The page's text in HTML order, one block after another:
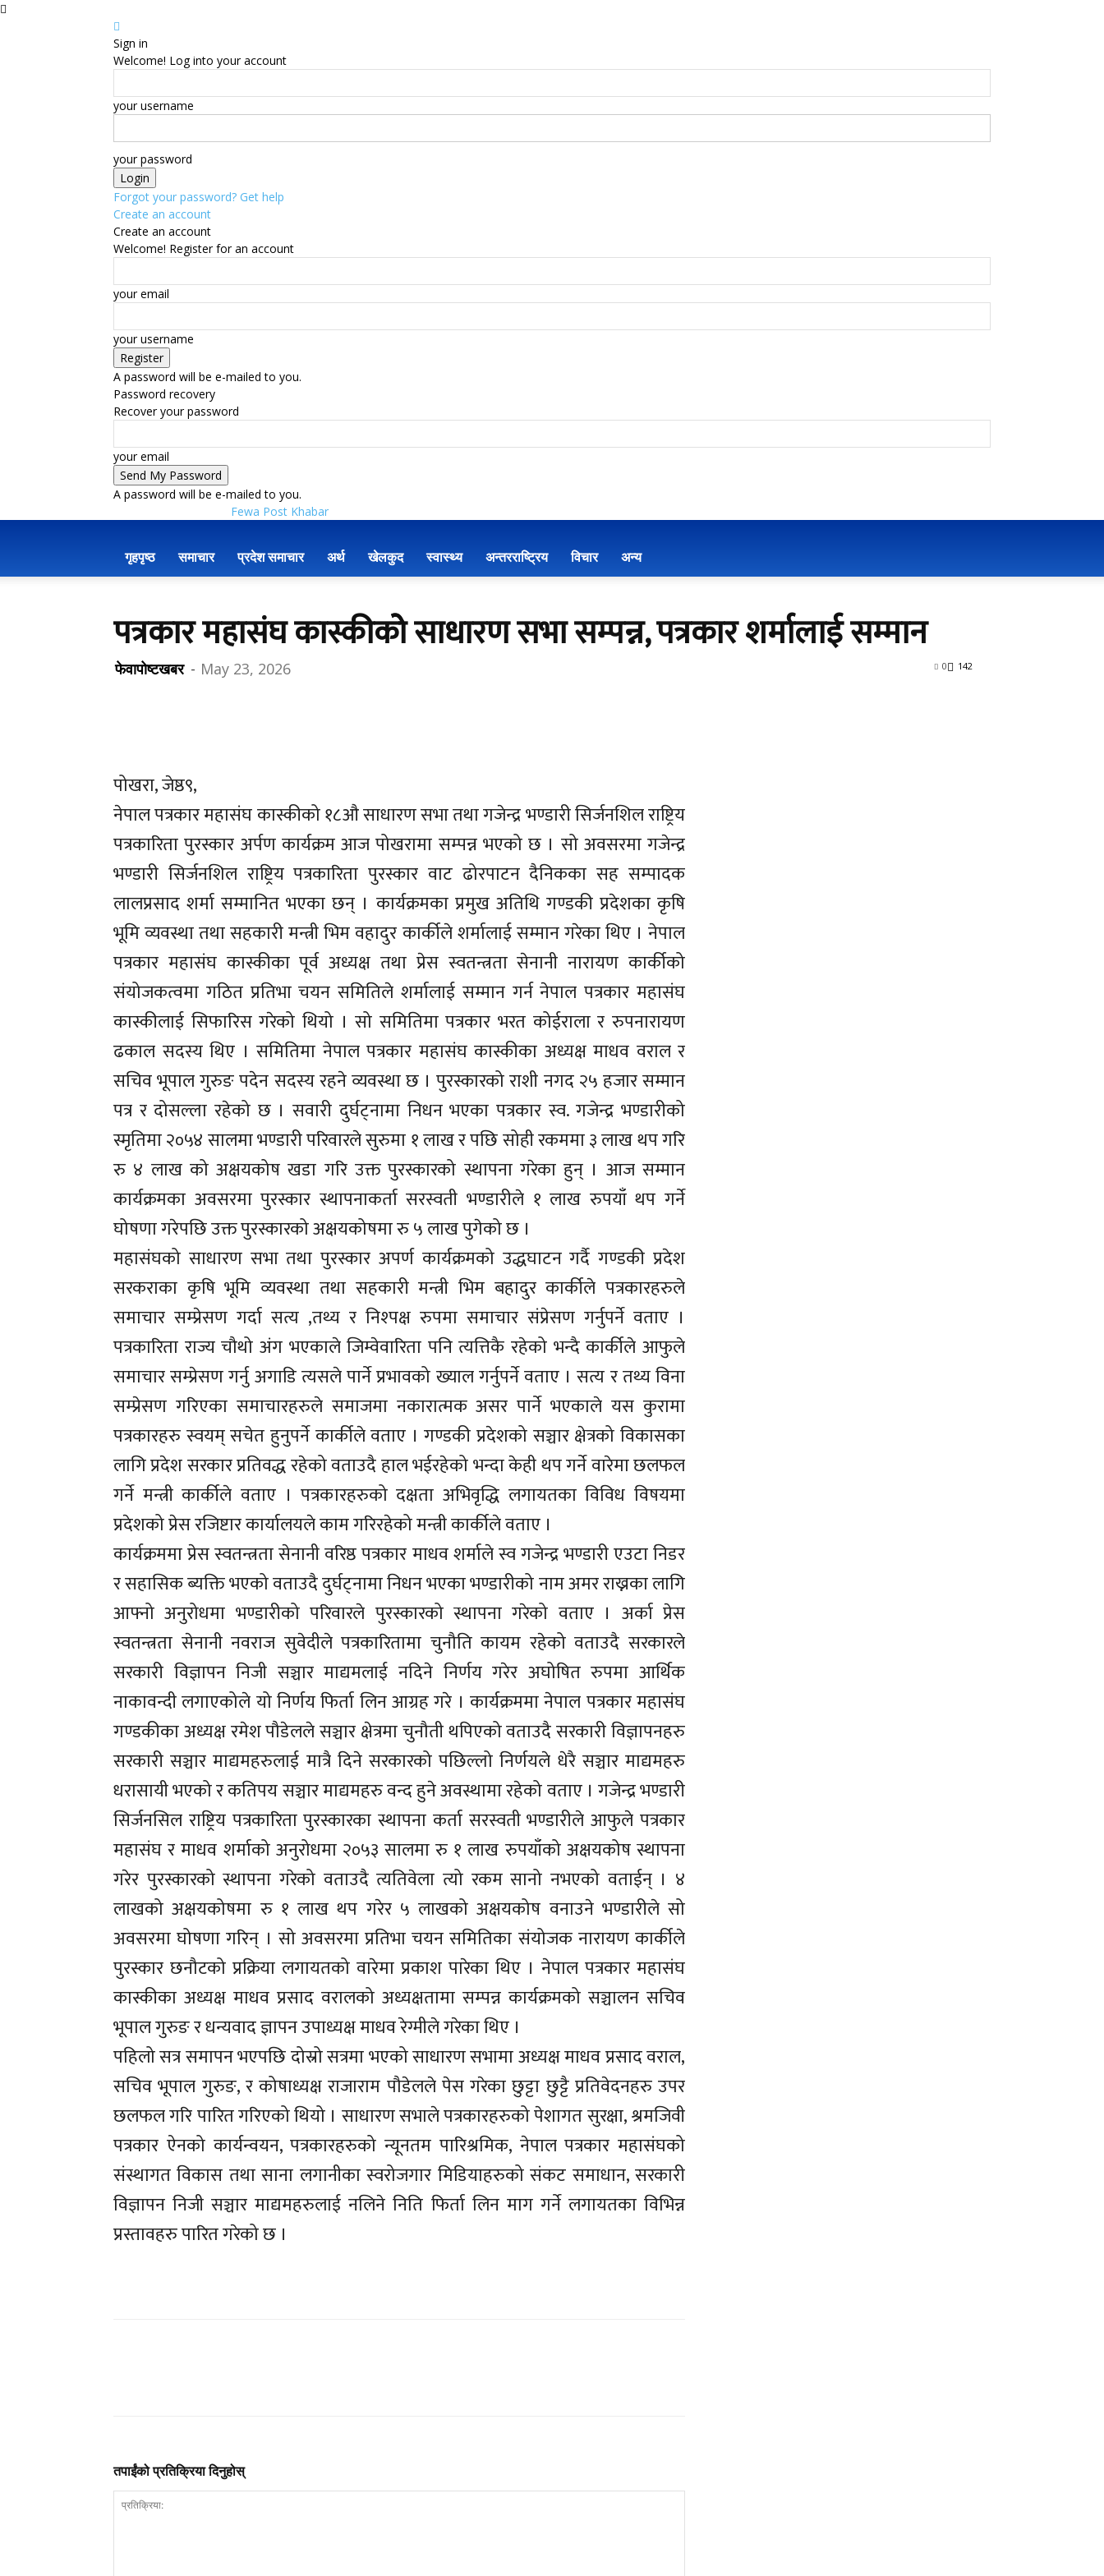
Sign in
Welcome! Log into your account
your username
your password
Forgot your password? Get help
Create an account
Create an account
Welcome! Register for an account
your email
your username
A password will be e-mailed to you.
Password recovery
Recover your password
your email
A password will be e-mailed to you.
Fewa Post Khabar
गृहपृष्ठ समाचार प्रदेश समाचार अर्थ खेलकुद स्वास्थ्य अन्तरराष्ट्रिय विचार अन्य
पत्रकार महासंघ कास्कीकोे साधारण सभा सम्पन्न, पत्रकार शर्मालाई सम्मान
फेवापोष्टखबर - May 23, 2026 142
0
पोखरा, जेष्ठ९,
नेपाल पत्रकार महासंघ कास्कीको १८औ साधारण सभा तथा गजेन्द्र भण्डारी सिर्जनशिल राष्ट्रिय
पत्रकारिता पुरस्कार अर्पण कार्यक्रम आज पोखरामा सम्पन्न भएको छ । सो अवसरमा गजेन्द्र
भण्डारी सिर्जनशिल राष्ट्रिय पत्रकारिता पुरस्कार वाट ढोरपाटन दैनिकका सह सम्पादक
लालप्रसाद शर्मा सम्मानित भएका छन् । कार्यक्रमका प्रमुख अतिथि गण्डकी प्रदेशका कृषि
भूमि व्यवस्था तथा सहकारी मन्त्री भिम वहादुर कार्कीले शर्मालाई सम्मान गरेका थिए । नेपाल
पत्रकार महासंघ कास्कीका पूर्व अध्यक्ष तथा प्रेस स्वतन्त्रता सेनानी नारायण कार्कीको
संयोजकत्वमा गठित प्रतिभा चयन समितिले शर्मालाई सम्मान गर्न नेपाल पत्रकार महासंघ
कास्कीलाई सिफारिस गरेको थियो । सो समितिमा पत्रकार भरत कोईराला र रुपनारायण
ढकाल सदस्य थिए । समितिमा नेपाल पत्रकार महासंघ कास्कीका अध्यक्ष माधव वराल र
सचिव भूपाल गुरुङ पदेन सदस्य रहने व्यवस्था छ । पुरस्कारको राशी नगद २५ हजार सम्मान
पत्र र दोसल्ला रहेको छ । सवारी दुर्घट्नामा निधन भएका पत्रकार स्व. गजेन्द्र भण्डारीको
स्मृतिमा २०५४ सालमा भण्डारी परिवारले सुरुमा १ लाख र पछि सोही रकममा ३ लाख थप गरि
रु ४ लाख को अक्षयकोष खडा गरि उक्त पुरस्कारको स्थापना गरेका हुन् । आज सम्मान
कार्यक्रमका अवसरमा पुरस्कार स्थापनाकर्ता सरस्वती भण्डारीले १ लाख रुपयाँ थप गर्ने
घोषणा गरेपछि उक्त पुरस्कारको अक्षयकोषमा रु ५ लाख पुगेको छ ।
महासंघको साधारण सभा तथा पुरस्कार अपर्ण कार्यक्रमको उद्धघाटन गर्दै गण्डकी प्रदेश
सरकराका कृषि भूमि व्यवस्था तथा सहकारी मन्त्री भिम बहादुर कार्कीले पत्रकारहरुले
समाचार सम्प्रेसण गर्दा सत्य ,तथ्य र निश्पक्ष रुपमा समाचार संप्रेसण गर्नुपर्ने वताए ।
पत्रकारिता राज्य चौथो अंग भएकाले जिम्वेवारिता पनि त्यत्तिकै रहेको भन्दै कार्कीले आफुले
समाचार सम्प्रेसण गर्नु अगाडि त्यसले पार्ने प्रभावको ख्याल गर्नुपर्ने वताए । सत्य र तथ्य विना
सम्प्रेसण गरिएका समाचारहरुले समाजमा नकारात्मक असर पार्ने भएकाले यस कुरामा
पत्रकारहरु स्वयम् सचेत हुनुपर्ने कार्कीले वताए । गण्डकी प्रदेशको सञ्चार क्षेत्रको विकासका
लागि प्रदेश सरकार प्रतिवद्ध रहेको वताउदै हाल भईरहेको भन्दा केही थप गर्ने वारेमा छलफल
गर्ने मन्त्री कार्कीले वताए । पत्रकारहरुको दक्षता अभिवृद्धि लगायतका विविध विषयमा
प्रदेशको प्रेस रजिष्टार कार्यालयले काम गरिरहेको मन्त्री कार्कीले वताए ।
कार्यक्रममा प्रेस स्वतन्त्रता सेनानी वरिष्ठ पत्रकार माधव शर्माले स्व गजेन्द्र भण्डारी एउटा निडर
र सहासिक ब्यक्ति भएको वताउदै दुर्घट्नामा निधन भएका भण्डारीको नाम अमर राख्नका लागि
आफ्नो अनुरोधमा भण्डारीको परिवारले पुरस्कारको स्थापना गरेको वताए । अर्का प्रेस
स्वतन्त्रता सेनानी नवराज सुवेदीले पत्रकारितामा चुनौति कायम रहेको वताउदै सरकारले
सरकारी विज्ञापन निजी सञ्चार माद्यमलाई नदिने निर्णय गरेर अघोषित रुपमा आर्थिक
नाकावन्दी लगाएकोले यो निर्णय फिर्ता लिन आग्रह गरे । कार्यक्रममा नेपाल पत्रकार महासंघ
गण्डकीका अध्यक्ष रमेश पौडेलले सञ्चार क्षेत्रमा चुनौती थपिएको वताउदै सरकारी विज्ञापनहरु
सरकारी सञ्चार माद्यमहरुलाई मात्रै दिने सरकारको पछिल्लो निर्णयले धेरै सञ्चार माद्यमहरु
धरासायी भएको र कतिपय सञ्चार माद्यमहरु वन्द हुने अवस्थामा रहेको वताए । गजेन्द्र भण्डारी
सिर्जनसिल राष्ट्रिय पत्रकारिता पुरस्कारका स्थापना कर्ता सरस्वती भण्डारीले आफुले पत्रकार
महासंघ र माधव शर्माको अनुरोधमा २०५३ सालमा रु १ लाख रुपयाँको अक्षयकोष स्थापना
गरेर पुरस्कारको स्थापना गरेको वताउदै त्यतिवेला त्यो रकम सानो नभएको वताईन् । ४
लाखको अक्षयकोषमा रु १ लाख थप गरेर ५ लाखको अक्षयकोष वनाउने भण्डारीले सो
अवसरमा घोषणा गरिन् । सो अवसरमा प्रतिभा चयन समितिका संयोजक नारायण कार्कीले
पुरस्कार छनौटको प्रक्रिया लगायतको वारेमा प्रकाश पारेका थिए । नेपाल पत्रकार महासंघ
कास्कीका अध्यक्ष माधव प्रसाद वरालको अध्यक्षतामा सम्पन्न कार्यक्रमको सञ्चालन सचिव
भूपाल गुरुङ र धन्यवाद ज्ञापन उपाध्यक्ष माधव रेग्मीले गरेका थिए ।
पहिलो सत्र समापन भएपछि दोस्रो सत्रमा भएको साधारण सभामा अध्यक्ष माधव प्रसाद वराल,
सचिव भूपाल गुरुङ, र कोषाध्यक्ष राजाराम पौडेलले पेस गरेका छुट्टा छुट्टै प्रतिवेदनहरु उपर
छलफल गरि पारित गरिएको थियो । साधारण सभाले पत्रकारहरुको पेशागत सुरक्षा, श्रमजिवी
पत्रकार ऐनको कार्यन्वयन, पत्रकारहरुको न्यूनतम पारिश्रमिक, नेपाल पत्रकार महासंघको
संस्थागत विकास तथा साना लगानीका स्वरोजगार मिडियाहरुको संकट समाधान, सरकारी
विज्ञापन निजी सञ्चार माद्यमहरुलाई नलिने निति फिर्ता लिन माग गर्ने लगायतका विभिन्न
प्रस्तावहरु पारित गरेको छ ।
तपाईंको प्रतिक्रिया दिनुहोस्